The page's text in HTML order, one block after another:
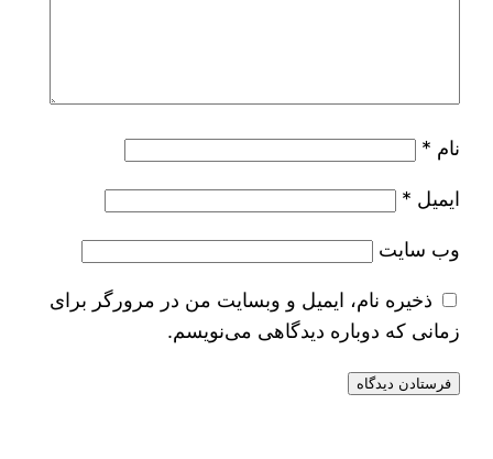
نام *
ایمیل *
وب‌ سایت
ذخیره نام، ایمیل و وبسایت من در مرورگر برای
زمانی که دوباره دیدگاهی می‌نویسم.